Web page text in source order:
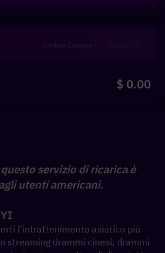
$ 0.00
servizio di ricarica è
utenti americani.
l'intrattenimento asiatico più
streaming drammi cinesi, drammi